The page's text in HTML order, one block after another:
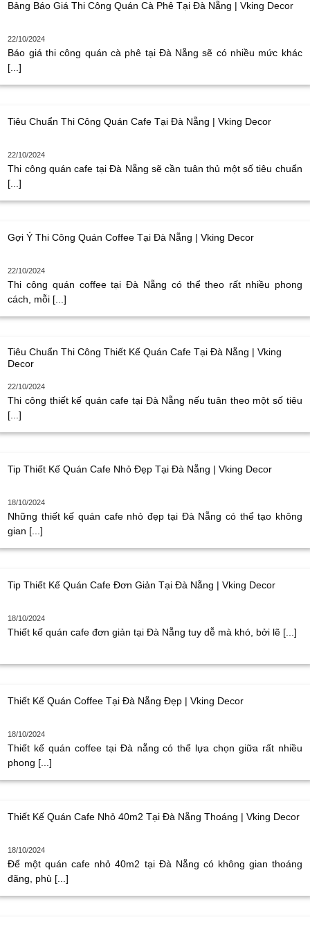
Bảng Báo Giá Thi Công Quán Cà Phê Tại Đà Nẵng | Vking Decor
22/10/2024
Báo giá thi công quán cà phê tại Đà Nẵng sẽ có nhiều mức khác
[...]
Tiêu Chuẩn Thi Công Quán Cafe Tại Đà Nẵng | Vking Decor
22/10/2024
Thi công quán cafe tại Đà Nẵng sẽ cần tuân thủ một số tiêu chuẩn
[...]
Gợi Ý Thi Công Quán Coffee Tại Đà Nẵng | Vking Decor
22/10/2024
Thi công quán coffee tại Đà Nẵng có thể theo rất nhiều phong
cách, mỗi [...]
Tiêu Chuẩn Thi Công Thiết Kế Quán Cafe Tại Đà Nẵng | Vking
Decor
22/10/2024
Thi công thiết kế quán cafe tại Đà Nẵng nếu tuân theo một số tiêu
[...]
Tip Thiết Kế Quán Cafe Nhỏ Đẹp Tại Đà Nẵng | Vking Decor
18/10/2024
Những thiết kế quán cafe nhỏ đẹp tại Đà Nẵng có thể tạo không
gian [...]
Tip Thiết Kế Quán Cafe Đơn Giản Tại Đà Nẵng | Vking Decor
18/10/2024
Thiết kế quán cafe đơn giản tại Đà Nẵng tuy dễ mà khó, bởi lẽ [...]
Thiết Kế Quán Coffee Tại Đà Nẵng Đẹp | Vking Decor
18/10/2024
Thiết kế quán coffee tại Đà nẵng có thể lựa chọn giữa rất nhiều
phong [...]
Thiết Kế Quán Cafe Nhỏ 40m2 Tại Đà Nẵng Thoáng | Vking Decor
18/10/2024
Để một quán cafe nhỏ 40m2 tại Đà Nẵng có không gian thoáng
đãng, phù [...]